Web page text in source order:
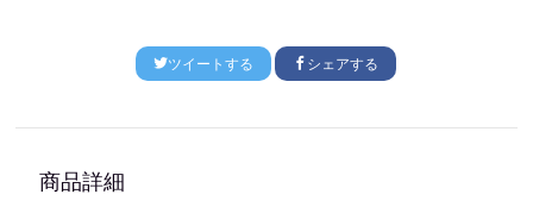
ツイートする シェアする
商品詳細